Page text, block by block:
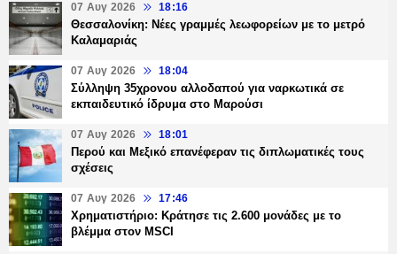
07 Αυγ 2026 18:16
Θεσσαλονίκη: Νέες γραμμές λεωφορείων με το μετρό
Καλαμαριάς
07 Αυγ 2026 18:04
Σύλληψη 35χρονου αλλοδαπού για ναρκωτικά σε
εκπαιδευτικό ίδρυμα στο Μαρούσι
07 Αυγ 2026 18:01
Περού και Μεξικό επανέφεραν τις διπλωματικές τους
σχέσεις
07 Αυγ 2026 17:46
Χρηματιστήριο: Κράτησε τις 2.600 μονάδες με το
βλέμμα στον MSCI